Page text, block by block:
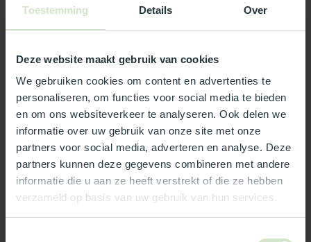
Toestemming Details Over
Deze website maakt gebruik van cookies
We gebruiken cookies om content en advertenties te
personaliseren, om functies voor social media te bieden
en om ons websiteverkeer te analyseren. Ook delen we
informatie over uw gebruik van onze site met onze
partners voor social media, adverteren en analyse. Deze
partners kunnen deze gegevens combineren met andere
informatie die u aan ze heeft verstrekt of die ze hebben
verzameld op basis van uw gebruik van hun services.
Specificaties
Reviews
Wat ons écht bijzonder maakt:
Officieel Skylux dealer!
Gratis bezorging in Nederland, m.u.v. de Waddeneilanden
99% uit voorraad leverbaar
3-5 werkdagen levertijd